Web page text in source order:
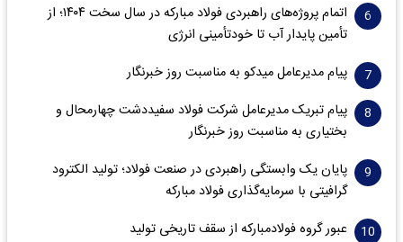
اتمام پروژه‌های راهبردی فولاد مبارکه در سال سخت ۱۴۰۴؛ از
تأمین پایدار آب تا خودتأمینی انرژی
پیام مدیرعامل میدکو به مناسبت روز خبرنگار
پیام تبریک مدیرعامل شرکت فولاد سفیددشت چهارمحال و
بختیاری به مناسبت روز خبرنگار
پایان یک وابستگی راهبردی در صنعت فولاد؛ تولید الکترود
گرافیتی با سرمایه‌گذاری فولاد مبارکه
عبور گروه فولادمبارکه از سقف تاریخی تولید